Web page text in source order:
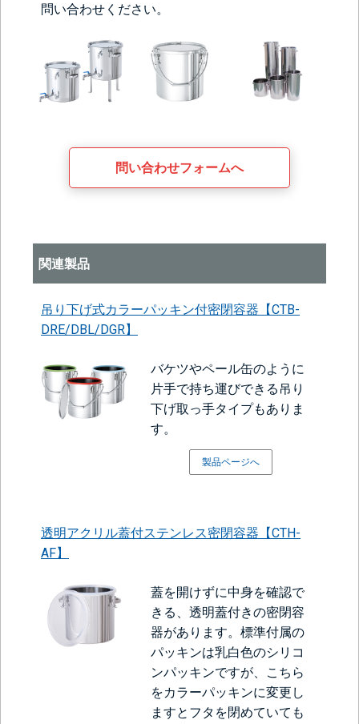
問い合わせください。
問い合わせフォームへ
関連製品
吊り下げ式カラーパッキン付密閉容器【CTB-
DRE/DBL/DGR】
バケツやペール缶のように
片手で持ち運びできる吊り
下げ取っ手タイプもありま
す。
製品ページへ
透明アクリル蓋付ステンレス密閉容器【CTH-
AF】
蓋を開けずに中身を確認で
きる、透明蓋付きの密閉容
器があります。標準付属の
パッキンは乳白色のシリコ
ンパッキンですが、こちら
をカラーパッキンに変更し
ますとフタを閉めていても